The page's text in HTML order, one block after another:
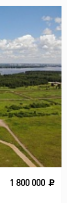
1 800 000